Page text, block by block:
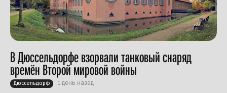
В Дюссельдорфе взорвали танковый снаряд
времён Второй мировой войны
Дюссельдорф 1 день назад